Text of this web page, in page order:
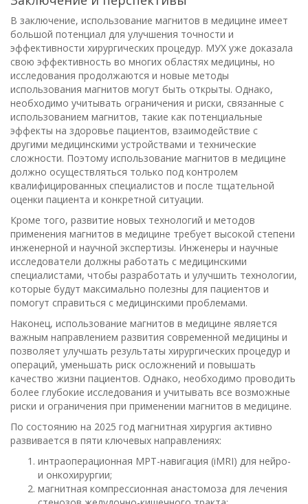
В заключение, использование магнитов в медицине имеет
большой потенциал для улучшения точности и
эффективности хирургических процедур. МУХ уже доказала
свою эффективность во многих областях медицины, но
исследования продолжаются и новые методы
использования магнитов могут быть открыты. Однако,
необходимо учитывать ограничения и риски, связанные с
использованием магнитов, такие как потенциальные
эффекты на здоровье пациентов, взаимодействие с
другими медицинскими устройствами и технические
сложности. Поэтому использование магнитов в медицине
должно осуществляться только под контролем
квалифицированных специалистов и после тщательной
оценки пациента и конкретной ситуации.
Кроме того, развитие новых технологий и методов
применения магнитов в медицине требует высокой степени
инженерной и научной экспертизы. Инженеры и научные
исследователи должны работать с медицинскими
специалистами, чтобы разработать и улучшить технологии,
которые будут максимально полезны для пациентов и
помогут справиться с медицинскими проблемами.
Наконец, использование магнитов в медицине является
важным направлением развития современной медицины и
позволяет улучшать результаты хирургических процедур и
операций, уменьшать риск осложнений и повышать
качество жизни пациентов. Однако, необходимо проводить
более глубокие исследования и учитывать все возможные
риски и ограничения при применении магнитов в медицине.
По состоянию на 2025 год магнитная хирургия активно
развивается в пяти ключевых направлениях:
интраоперационная МРТ-навигация (iMRI) для нейро-
и онкохирургии;
магнитная компрессионная анастомоза для лечения